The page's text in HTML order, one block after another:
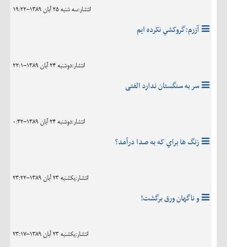
انتشار:سه شنبه 25 آبان 1389-19:22
آزرم:گروکشي نکرده ايم
انتشار:دوشنبه 24 آبان 1389-22:1
سر به سنگستان ندارد الفتی
انتشار:دوشنبه 24 آبان 1389-0:42
زنگ ها براي که به صدا درآمد؟
انتشار:يکشنبه 23 آبان 1389-23:22
و ناگهان ورق برگشت!
انتشار:يکشنبه 23 آبان 1389-23:17